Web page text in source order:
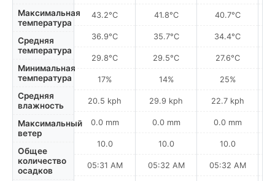
Максимальная
температура
Средняя
температура
Минимальная
температура
Средняя
влажность
Максимальный
ветер
Общее
количество
осадков
43.2°C
36.9°C
29.8°C
17%
20.5 kph
0.0 mm
10.0
05:31 AM
41.8°C
35.7°C
29.5°C
14%
29.9 kph
0.0 mm
10.0
05:32 AM
40.7°C
34.4°C
27.6°C
25%
22.7 kph
0.0 mm
10.0
05:32 AM